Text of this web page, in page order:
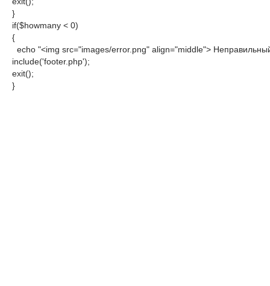
}
if($howmany < 0)
{
echo "<img src="images/error.png" align="middle"> Неправильный
include('footer.php');
exit();
}